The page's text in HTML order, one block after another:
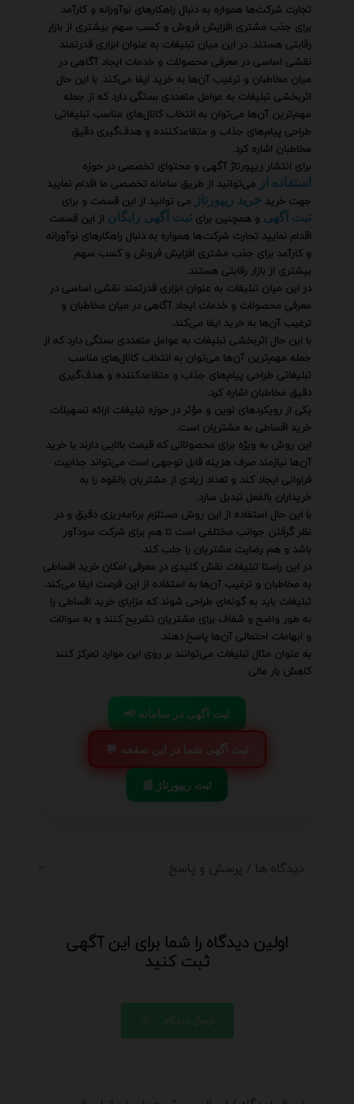
تجارت شرکت‌ها همواره به دنبال راهکارهای نوآورانه و کارآمد
برای جذب مشتری افزایش فروش و کسب سهم بیشتری از بازار
رقابتی هستند. در این میان تبلیغات به عنوان ابزاری قدرتمند
نقشی اساسی در معرفی محصولات و خدمات ایجاد آگاهی در
میان مخاطبان و ترغیب آن‌ها به خرید ایفا می‌کند. با این حال
اثربخشی تبلیغات به عوامل متعددی بستگی دارد که از جمله
مهم‌ترین آن‌ها می‌توان به انتخاب کانال‌های مناسب تبلیغاتی
طراحی پیام‌های جذاب و متقاعدکننده و هدف‌گیری دقیق
مخاطبان اشاره کرد.
برای انتشار ریپورتاژ آگهی و محتوای تخصصی در حوزه
استفاده از می‌توانید از طریق سامانه تخصصی ما اقدام نمایید
جهت خرید خرید ریپورتاژ می توانید از این قسمت و برای
ثبت آگهی و همچنین برای ثبت آگهی رایگان از این قسمت
اقدام نمایید تجارت شرکت‌ها همواره به دنبال راهکارهای نوآورانه
و کارآمد برای جذب مشتری افزایش فروش و کسب سهم
بیشتری از بازار رقابتی هستند.
در این میان تبلیغات به عنوان ابزاری قدرتمند نقشی اساسی در
معرفی محصولات و خدمات ایجاد آگاهی در میان مخاطبان و
ترغیب آن‌ها به خرید ایفا می‌کند.
با این حال اثربخشی تبلیغات به عوامل متعددی بستگی دارد که از
جمله مهم‌ترین آن‌ها می‌توان به انتخاب کانال‌های مناسب
تبلیغاتی طراحی پیام‌های جذاب و متقاعدکننده و هدف‌گیری
دقیق مخاطبان اشاره کرد.
یکی از رویکردهای نوین و مؤثر در حوزه تبلیغات ارائه تسهیلات
خرید اقساطی به مشتریان است.
این روش به ویژه برای محصولاتی که قیمت بالایی دارند یا خرید
آن‌ها نیازمند صرف هزینه قابل توجهی است می‌تواند جذابیت
فراوانی ایجاد کند و تعداد زیادی از مشتریان بالقوه را به
خریداران بالفعل تبدیل سازد.
با این حال استفاده از این روش مستلزم برنامه‌ریزی دقیق و در
نظر گرفتن جوانب مختلفی است تا هم برای شرکت سودآور
باشد و هم رضایت مشتریان را جلب کند.
در این راستا تبلیغات نقش کلیدی در معرفی امکان خرید اقساطی
به مخاطبان و ترغیب آن‌ها به استفاده از این فرصت ایفا می‌کند.
تبلیغات باید به گونه‌ای طراحی شوند که مزایای خرید اقساطی را
به طور واضح و شفاف برای مشتریان تشریح کنند و به سوالات
و ابهامات احتمالی آن‌ها پاسخ دهند.
به عنوان مثال تبلیغات می‌توانند بر روی این موارد تمرکز کنند
کاهش بار مالی
📢 ثبت آگهی در سامانه
💬 ثبت آگهی شما در این صفحه
📰 ثبت ریپورتاژ
دیدگاه ها / پرسش و پاسخ
اولین دیدگاه را شما برای این آگهی
ثبت کنید
ارسال دیدگاه